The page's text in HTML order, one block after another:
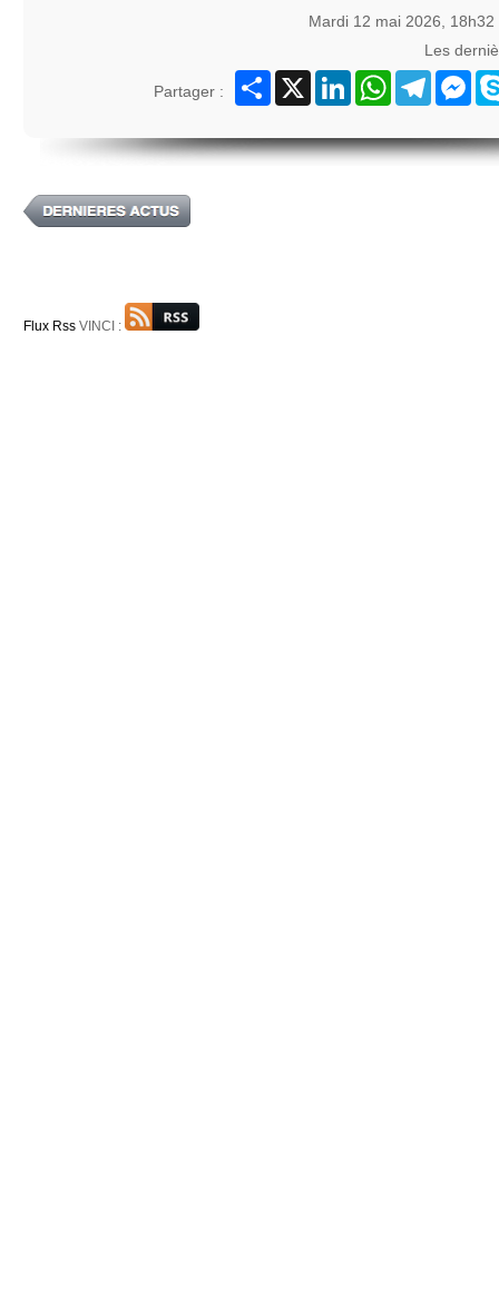
Mardi 12 mai 2026,
Les
Partager :
Partager
X LinkedInWhatsAppTelegram
Flux Rss VINCI :